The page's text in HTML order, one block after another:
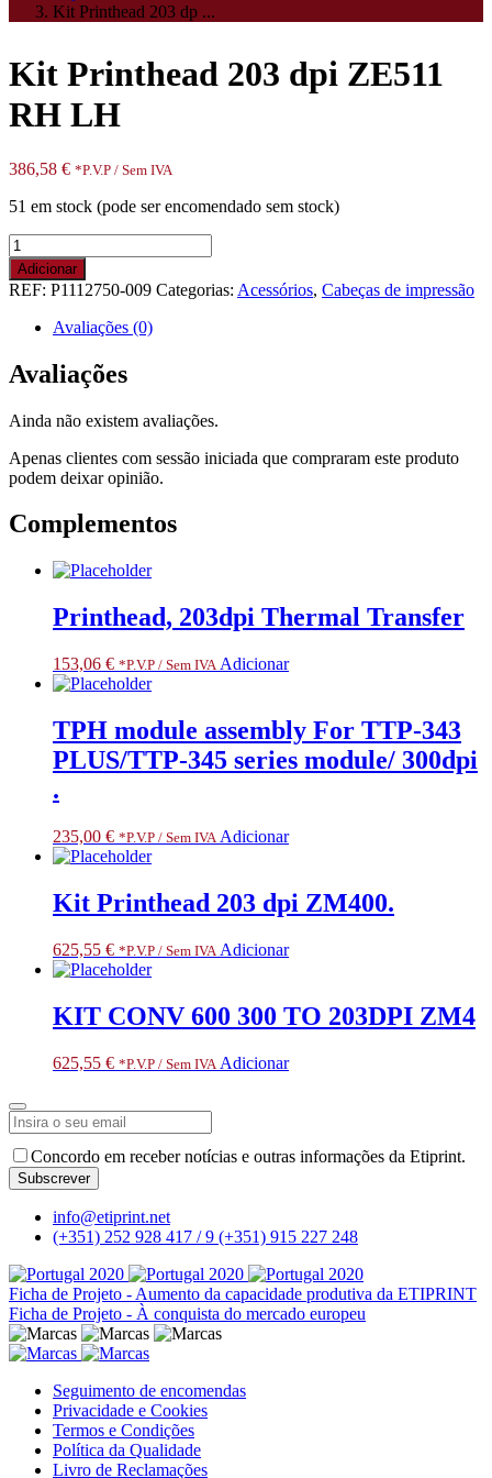
Kit Printhead 203 dp ...
Kit Printhead 203 dpi ZE511
RH LH
386,58 € *P.V.P / Sem IVA
51 em stock (pode ser encomendado sem stock)
Quantidade
de
Kit
Printhead
ZE511
RH
Adicionar
REF: P1112750-009 Categorias: Acessórios, Cabeças de impressão
Avaliações (0)
Avaliações
Ainda não existem avaliações.
Apenas clientes com sessão iniciada que compraram este produto
podem deixar opinião.
Complementos
Printhead, 203dpi Thermal Transfer
153,06 € *P.V.P / Sem IVA Adicionar
TPH module assembly For TTP-343
PLUS/TTP-345 series module/ 300dpi
.
235,00 € *P.V.P / Sem IVA Adicionar
Kit Printhead 203 dpi ZM400.
625,55 € *P.V.P / Sem IVA Adicionar
KIT CONV 600 300 TO 203DPI ZM4
625,55 € *P.V.P / Sem IVA Adicionar
Concordo em receber notícias e outras informações da Etiprint.
Subscrever
Email
*
info@etiprint.net
(+351) 252 928 417 / 9 (+351) 915 227 248
Ficha de Projeto - Aumento da capacidade produtiva da ETIPRINT
Ficha de Projeto - À conquista do mercado europeu
Seguimento de encomendas
Privacidade e Cookies
Termos e Condições
Política da Qualidade
Livro de Reclamações